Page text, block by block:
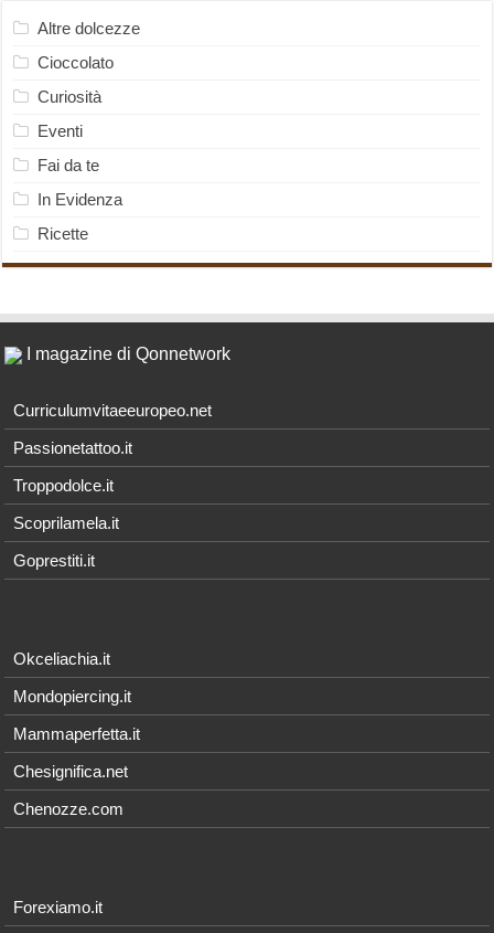
Altre dolcezze
Cioccolato
Curiosità
Eventi
Fai da te
In Evidenza
Ricette
I magazine di Qonnetwork
Curriculumvitaeeuropeo.net
Passionetattoo.it
Troppodolce.it
Scoprilamela.it
Goprestiti.it
Okceliachia.it
Mondopiercing.it
Mammaperfetta.it
Chesignifica.net
Chenozze.com
Forexiamo.it